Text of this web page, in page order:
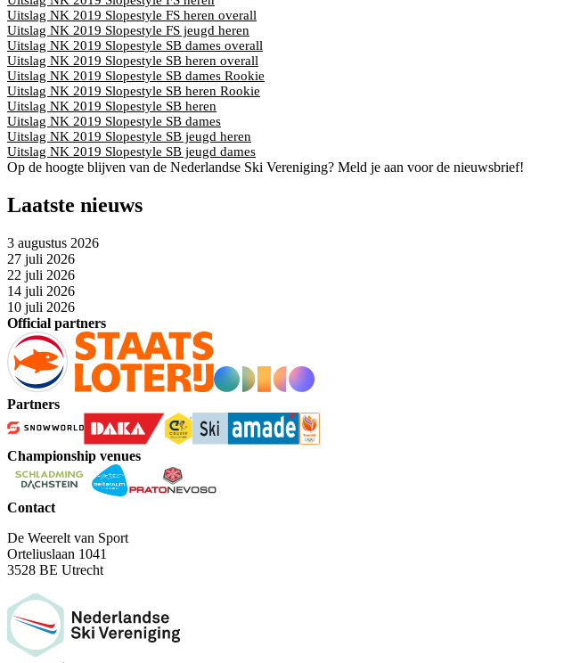
Uitslag NK 2019 Slopestyle FS heren overall
Uitslag NK 2019 Slopestyle FS jeugd heren
Uitslag NK 2019 Slopestyle SB dames overall
Uitslag NK 2019 Slopestyle SB heren overall
Uitslag NK 2019 Slopestyle SB dames Rookie
Uitslag NK 2019 Slopestyle SB heren Rookie
Uitslag NK 2019 Slopestyle SB heren
Uitslag NK 2019 Slopestyle SB dames
Uitslag NK 2019 Slopestyle SB jeugd heren
Uitslag NK 2019 Slopestyle SB jeugd dames
Op de hoogte blijven van de Nederlandse Ski Vereniging? Meld je aan voor de nieuwsbrief!
Laatste nieuws
3 augustus 2026
27 juli 2026
22 juli 2026
14 juli 2026
10 juli 2026
Official partners
Partners
Championship venues
Contact
De Weerelt van Sport
Orteliuslaan 1041
3528 BE Utrecht